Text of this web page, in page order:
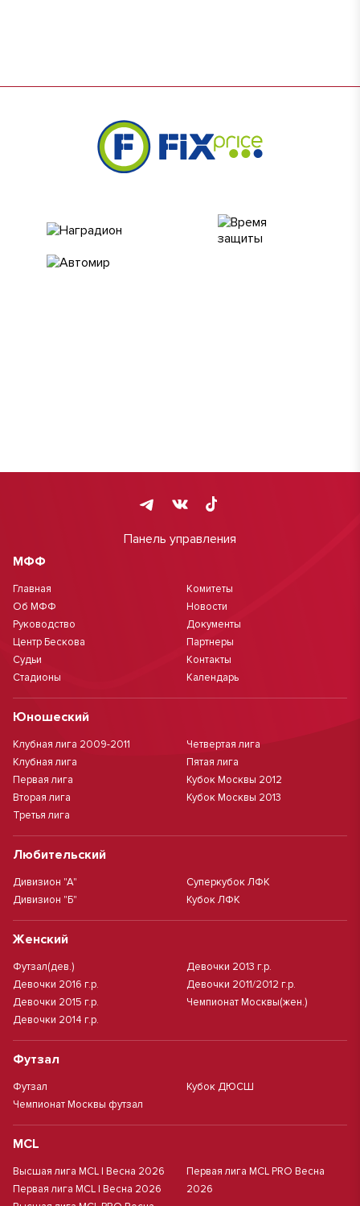
Панель управления
МФФ
Главная
Об МФФ
Руководство
Центр Бескова
Судьи
Стадионы
Комитеты
Новости
Документы
Партнеры
Контакты
Календарь
Юношеский
Клубная лига 2009-2011
Клубная лига
Первая лига
Вторая лига
Третья лига
Четвертая лига
Пятая лига
Кубок Москвы 2012
Кубок Москвы 2013
Любительский
Дивизион "А"
Дивизион "Б"
Суперкубок ЛФК
Кубок ЛФК
Женский
Футзал(дев.)
Девочки 2016 г.р.
Девочки 2015 г.р.
Девочки 2014 г.р.
Девочки 2013 г.р.
Девочки 2011/2012 г.р.
Чемпионат Москвы(жен.)
Футзал
Футзал
Чемпионат Москвы футзал
Кубок ДЮСШ
MCL
Высшая лига MCL | Весна 2026
Первая лига MCL | Весна 2026
Первая лига MCL PRO Весна
2026